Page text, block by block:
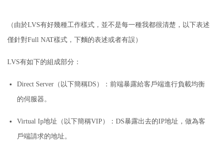
（由於LVS有好幾種工作樣式，並不是每一種我都很清楚，以下表述
僅針對Full NAT樣式，下麵的表述或者有誤）
LVS有如下的組成部分：
Direct Server（以下簡稱DS）： 前端暴露給客戶端進行負載均衡
的伺服器。
Virtual Ip地址（以下簡稱VIP）： DS暴露出去的IP地址，做為客
戶端請求的地址。